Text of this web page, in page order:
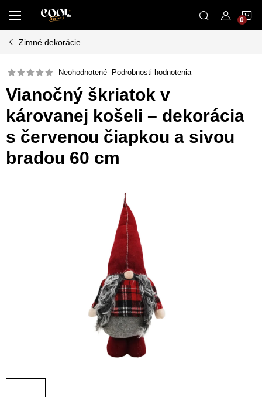
obsah
Zimné dekorácie
Neohodnotené Podrobnosti hodnotenia
Vianočný škriatok v
károvanej košeli – dekorácia
s červenou čiapkou a sivou
bradou 60 cm